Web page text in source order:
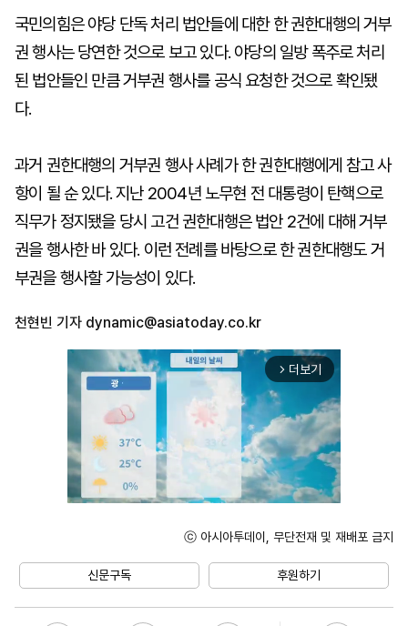
국민의힘은 야당 단독 처리 법안들에 대한 한 권한대행의 거부
권 행사는 당연한 것으로 보고 있다. 야당의 일방 폭주로 처리
된 법안들인 만큼 거부권 행사를 공식 요청한 것으로 확인됐
다.
과거 권한대행의 거부권 행사 사례가 한 권한대행에게 참고 사
항이 될 순 있다. 지난 2004년 노무현 전 대통령이 탄핵으로
직무가 정지됐을 당시 고건 권한대행은 법안 2건에 대해 거부
권을 행사한 바 있다. 이런 전례를 바탕으로 한 권한대행도 거
부권을 행사할 가능성이 있다.
천현빈 기자 dynamic@asiatoday.co.kr
arrow_forward_ios 더보기
ⓒ 아시아투데이, 무단전재 및 재배포 금지
신문구독 후원하기